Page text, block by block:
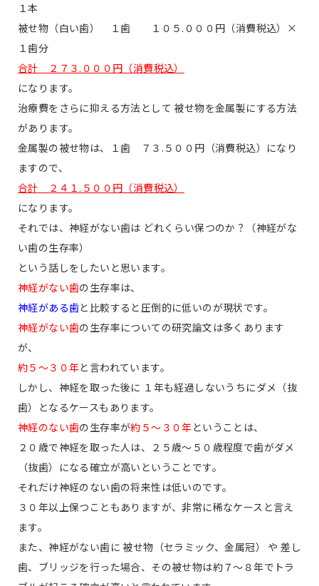
１本
被せ物（白い歯） １歯 １０５.０００円（消費税込）×
１歯分
合計 ２７３.０００円（消費税込）
になります。
治療費をさらに抑える方法として 被せ物を金属製にする方法
があります。
金属製の被せ物は、１歯 ７３.５００円（消費税込）になり
ますので、
合計 ２４１.５００円（消費税込）
になります。
それでは、神経がない歯は どれくらい保つのか？（神経がな
い歯の生存率）
という話しをしたいと思います。
神経がない歯の生存率は、
神経がある歯と比較すると圧倒的に低いのが現状です。
神経がない歯の生存率についての研究論文は多くあります
が、
約５〜３０年と言われています。
しかし、神経を取った後に １年も経過しないうちにダメ（抜
歯）となるケースもあります。
神経のない歯の生存率が約５〜３０年ということは、
２０歳で神経を取った人は、２５歳〜５０歳程度で歯がダメ
（抜歯）になる確立が高いということです。
それだけ神経のない歯の将来性は低いのです。
３０年以上保つこともありますが、非常に稀なケースと言え
ます。
また、神経がない歯に 被せ物（セラミック、金属冠） や 差し
歯、ブリッジを行った場合、その被せ物は約７〜８年でトラ